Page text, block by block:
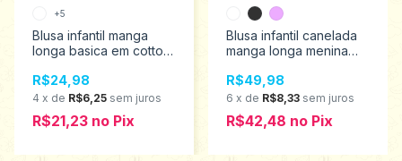
Blusa infantil manga
longa basica em cotton
P010
R$24,98
4 x de R$6,25 sem juros
R$21,23 no Pix
+5
Blusa infantil canelada
manga longa menina
R$49,98
6 x de R$8,33 sem juros
R$42,48 no Pix